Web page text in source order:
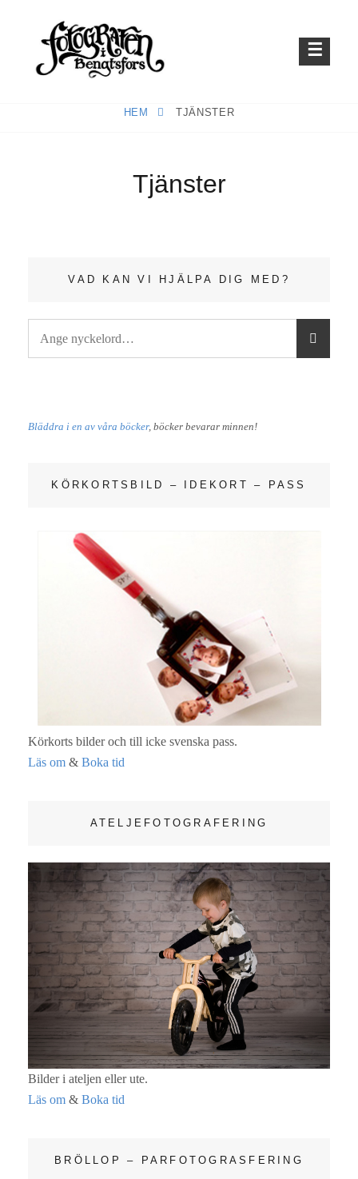
HEM TJÄNSTER
Tjänster
VAD KAN VI HJÄLPA DIG MED?
Bläddra i en av våra böcker, böcker bevarar minnen!
KÖRKORTSBILD – IDEKORT – PASS
Körkorts bilder och till icke svenska pass.
Läs om & Boka tid
ATELJEFOTOGRAFERING
Bilder i ateljen eller ute.
Läs om & Boka tid
BRÖLLOP – PARFOTOGRASFERING